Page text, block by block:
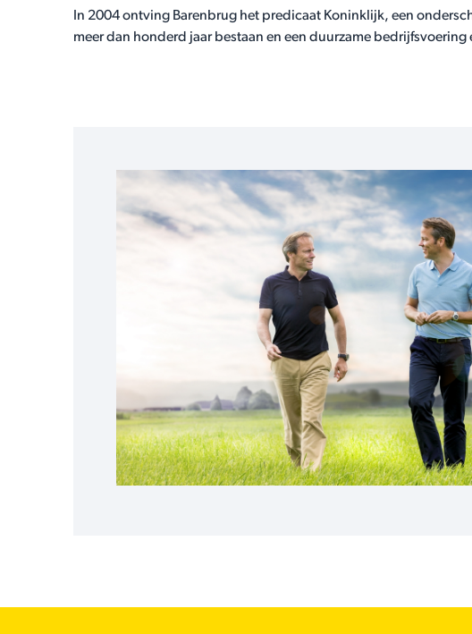
In 2004 ontving Barenbrug het predicaat Koninklijk, een
meer dan honderd jaar bestaan en een duurzame